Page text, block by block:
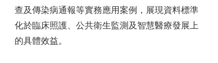
查及傳染病通報等實務應用案例，展現資料標準
化於臨床照護、公共衛生監測及智慧醫療發展上
的具體效益。